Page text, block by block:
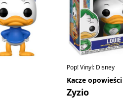
Pop! Vinyl: Disney
Kacze opowieści
Zyzio